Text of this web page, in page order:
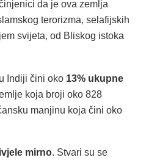
da je ova zemlja
terorizma, selafijskih
svijeta, od Bliskog istoka
Indiji čini oko 13% ukupne
koja broji oko 828
manjinu koja čini oko
mirno. Stvari su se